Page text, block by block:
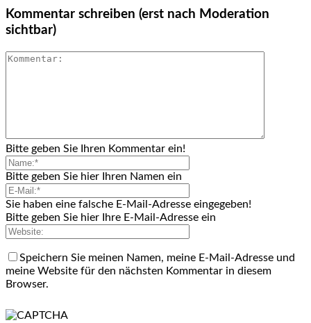
Kommentar schreiben (erst nach Moderation
sichtbar)
Bitte geben Sie Ihren Kommentar ein!
Bitte geben Sie hier Ihren Namen ein
Sie haben eine falsche E-Mail-Adresse eingegeben!
Bitte geben Sie hier Ihre E-Mail-Adresse ein
Speichern Sie meinen Namen, meine E-Mail-Adresse und
meine Website für den nächsten Kommentar in diesem
Browser.